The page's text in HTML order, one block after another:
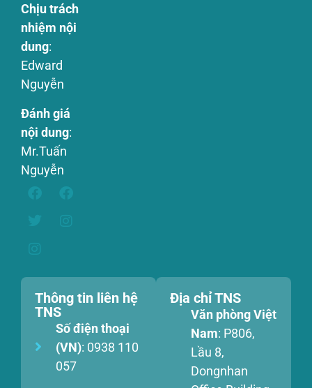
Chịu trách
nhiệm nội
dung:
Edward
Nguyễn
Đánh giá
nội dung:
Mr.Tuấn
Nguyễn
Thông tin liên hệ
TNS
Số điện thoại
(VN): 0938 110
057
Địa chỉ TNS
Văn phòng Việt
Nam: P806,
Lầu 8,
Dongnhan